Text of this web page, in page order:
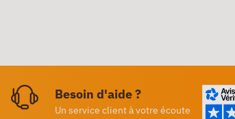
Besoin d'aide ?
Un service client à votre écoute